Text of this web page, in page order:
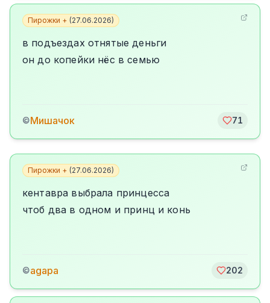
Пирожки + (27.06.2026)
в подъездах отнятые деньги
он до копейки нёс в семью
©Мишачок 71
Пирожки + (27.06.2026)
кентавра выбрала принцесса
чтоб два в одном и принц и конь
©agapa 202